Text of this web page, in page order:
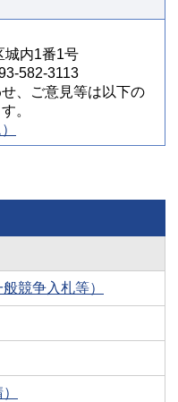
内1番1号
582-3113
、ご意見等は以下の
。
競争入札等）